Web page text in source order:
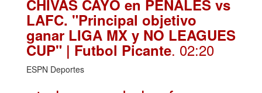
CHIVAS CAYÓ en PENALES vs
LAFC. "Principal objetivo
ganar LIGA MX y NO LEAGUES
CUP" | Futbol Picante. 02:20
ESPN Deportes